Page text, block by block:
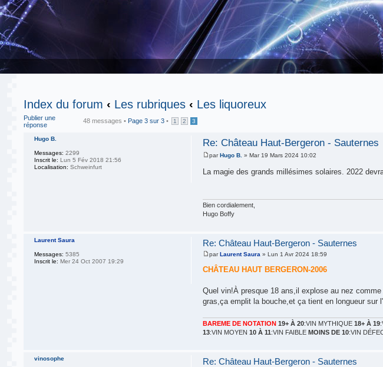
Index du forum ‹ Les rubriques ‹ Les liquoreux
Publier une
réponse
48 messages • Page 3 sur 3 • 1 2 3
Re: Château Haut-Bergeron - Sauternes
parHugo B. » Mar 19 Mars 2024 10:02
La magie des grands millésimes solaires. 2022
Bien cordialement,
Hugo Boffy
Hugo B.
Messages: 2299
Inscrit le: Lun 5 Fév 2018 21:56
Localisation: Schweinfurt
Re: Château Haut-Bergeron - Sauternes
parLaurent Saura» Lun 1 Avr 2024 18:59
CHÂTEAU HAUT BERGERON-2006
Quel vin!À presque 18 ans,il explose au nez
gras,ça emplit la bouche,et ça tient en longueur
BAREME DE NOTATION 19+ À 20:VIN MYTHIQUE 18+ À 19
13:VIN MOYEN 10 À 11:VIN FAIBLE MOINS DE 10:VIN
Laurent Saura
Messages: 5385
Inscrit le: Mer 24 Oct 2007 19:29
Re: Château Haut-Bergeron - Sauternes
vinosophe